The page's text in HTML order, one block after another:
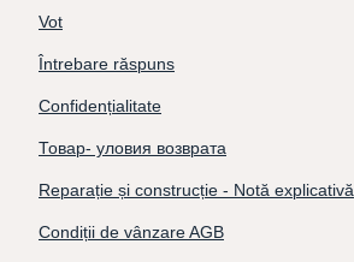
Vot
Întrebare răspuns
Confidențialitate
Товар- уловия возврата
Reparație și construcție - Notă explicativă
Condiții de vânzare AGB